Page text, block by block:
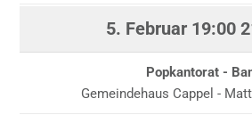
5. Februar19:00
Popkantorat -
Gemeindehaus Cappel -